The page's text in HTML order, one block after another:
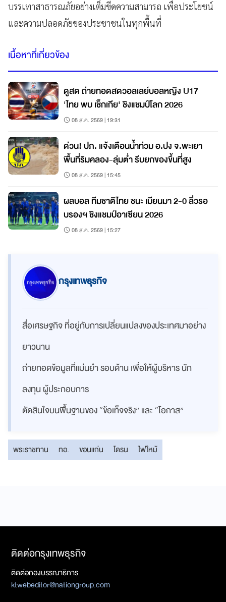
บรรเทาสาธารณภัยอย่างเต็มขีดความสามารถ เพื่อประโยชน์
และความปลอดภัยของประชาชนในทุกพื้นที่
เนื้อหาที่เกี่ยวข้อง
ดูสด ถ่ายทอดสดวอลเลย์บอลหญิง U17
'ไทย พบ เช็กเกีย' ชิงแชมป์โลก 2026
08 ส.ค. 2569 | 19:31
ด่วน! ปภ. แจ้งเตือนน้ำท่วม อ.ปง จ.พะเยา
พื้นที่ริมคลอง-ลุ่มต่ำ รีบยกของขึ้นที่สูง
08 ส.ค. 2569 | 15:45
ผลบอล ทีมชาติไทย ชนะ เมียนมา 2-0 ลิ่วรอ
บรองฯ ชิงแชมป์อาเซียน 2026
08 ส.ค. 2569 | 15:27
กรุงเทพธุรกิจ
สื่อเศรษฐกิจ ที่อยู่กับการเปลี่ยนแปลงของประเทศมาอย่าง
ยาวนาน
ถ่ายทอดข้อมูลที่แม่นยำ รอบด้าน เพื่อให้ผู้บริหาร นัก
ลงทุน ผู้ประกอบการ
ตัดสินใจบนพื้นฐานของ “ข้อเท็จจริง” และ “โอกาส”
พระราชทาน ทอ. ขอนแก่น โดรน ไฟใหม้
ติดต่อกรุงเทพธุรกิจ
ติดต่อกองบรรณาธิการ
ktwebeditor@nationgroup.com